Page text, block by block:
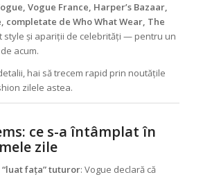
Vogue France, Harper’s Bazaar,
completate de Who What Wear, The
style și apariții de celebrități — pentru un
acum.
hai să trecem rapid prin noutățile
zilele astea.
ce s-a întâmplat în
zile
fața” tuturor: Vogue declară că